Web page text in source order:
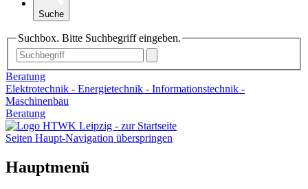
Suche
Suchbox. Bitte Suchbegriff eingeben.
Beratung
Elektrotechnik - Energietechnik - Informationstechnik -
Maschinenbau
Beratung
Seiten Haupt-Navigation überspringen
Hauptmenü